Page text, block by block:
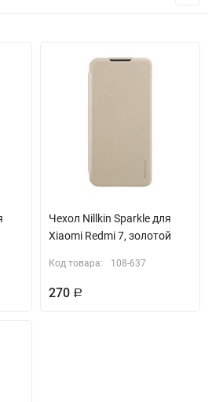
Чехол Nillkin Sparkle для
Xiaomi Redmi 7, золотой
Код товара: 108-637
270 Р